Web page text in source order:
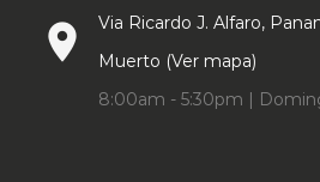
place
Via Ricardo J. Alfaro,
Muerto (Ver mapa)
8:00am - 5:30pm |